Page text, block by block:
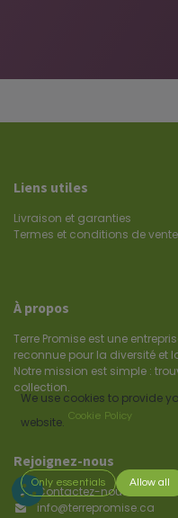
Liens utiles
Livraison et garanties
Termes et conditions de
À propos
Terre Promise est une
reconnue pour la diversité et
Notre mission est simple :
collection.
Rejoignez-nous
Contactez-nous
info@terrepromise.ca
We use cookies to provide
website. Cookie Policy
Only essentials Allow all